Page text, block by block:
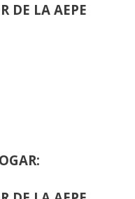
DE LA AEPE